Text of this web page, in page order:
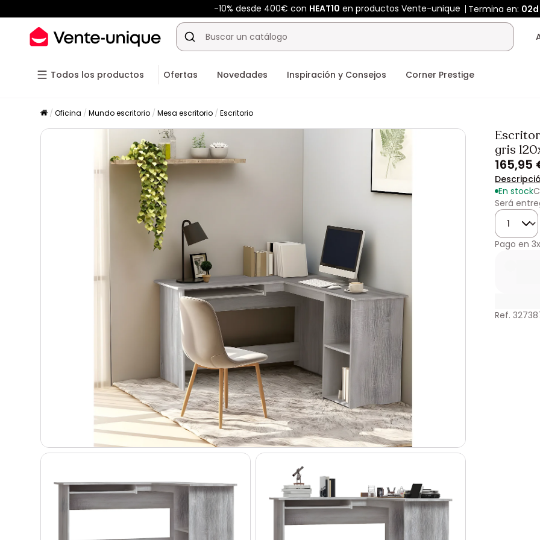
-10% desde 400€ con HEAT10 en productos Vente-unique Termina en: 02d
Todos los productos Ofertas Novedades Inspiración y Consejos Corner Prestige
Oficina Mundo escritorio Mesa escritorio Escritorio
gris
165,95
En stock
Será
Cantidad
Pago en 3x
Ref.